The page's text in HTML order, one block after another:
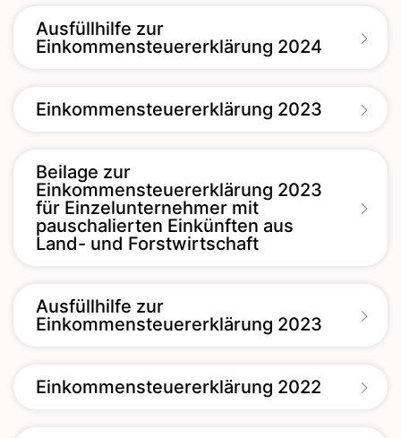
Ausfüllhilfe zur
Einkommensteuererklärung 2024
Einkommensteuererklärung 2023
Beilage zur
Einkommensteuererklärung 2023
für Einzelunternehmer mit
pauschalierten Einkünften aus
Land- und Forstwirtschaft
Ausfüllhilfe zur
Einkommensteuererklärung 2023
Einkommensteuererklärung 2022